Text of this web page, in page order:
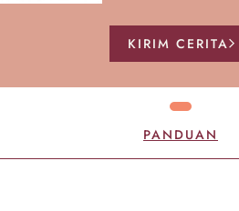
KIRIM CERITA
PANDUAN